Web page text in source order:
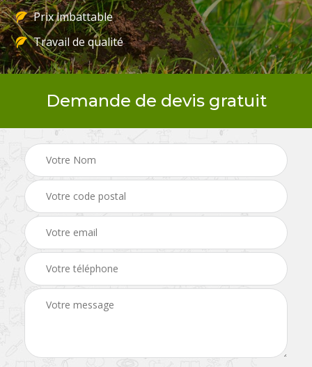
Prix imbattable
Travail de qualité
Demande de devis gratuit